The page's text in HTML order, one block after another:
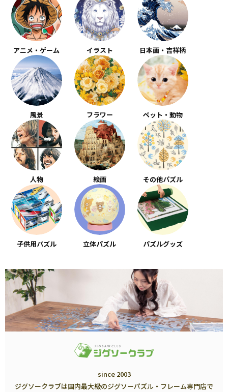
アニメ・ゲーム イラスト 日本画・吉祥柄
風景 フラワー ペット・動物
人物 絵画 その他パズル
子供用パズル 立体パズル パズルグッズ
since 2003
ジグソークラブは国内最大級のジグソーパズル・フレーム専門店で